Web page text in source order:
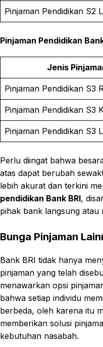
Pinjaman Pendidikan S2
Pinjaman Pendidikan
Jenis
Pinjaman Pendidikan S3
Pinjaman Pendidikan S3
Pinjaman Pendidikan S3
Perlu diingat bahwa
atas dapat berubah
lebih akurat dan terkini
pendidikan Bank BRI,
pihak bank langsung atau
Bunga Pinjaman
Bank BRI tidak hanya
pinjaman yang telah
menawarkan opsi
bahwa setiap individu
berbeda, oleh karena itu
memberikan solusi
kebutuhan nasabah.